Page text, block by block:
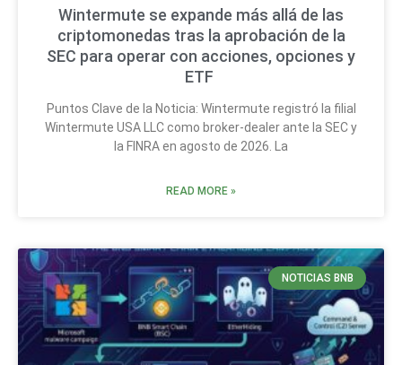
Wintermute se expande más allá de las
criptomonedas tras la aprobación de la
SEC para operar con acciones, opciones y
ETF
Puntos Clave de la Noticia: Wintermute registró la filial
Wintermute USA LLC como broker-dealer ante la SEC y
la FINRA en agosto de 2026. La
READ MORE »
NOTICIAS BNB